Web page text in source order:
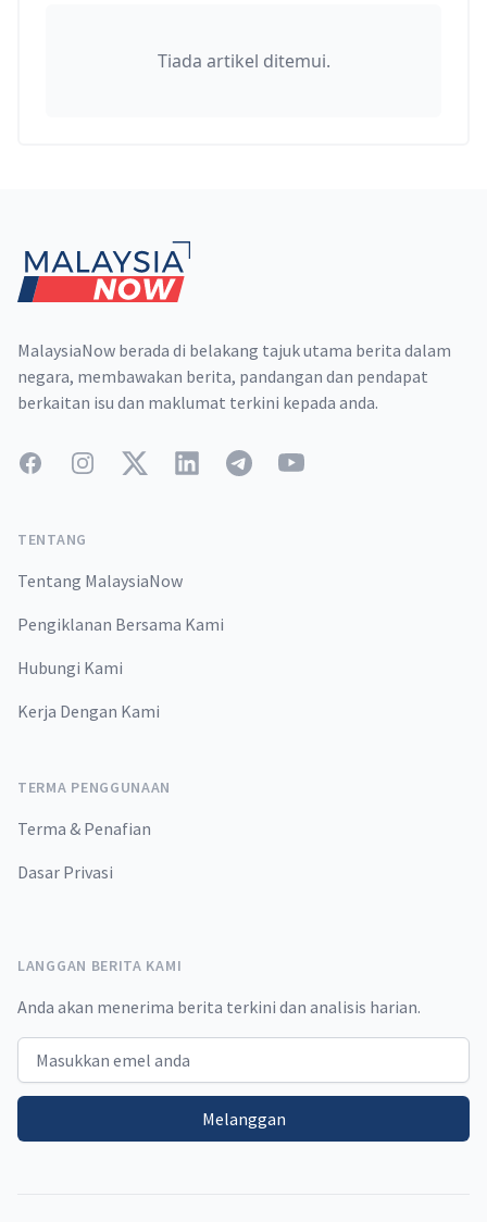
Tiada artikel ditemui.
MalaysiaNow berada di belakang tajuk utama berita dalam
negara, membawakan berita, pandangan dan pendapat
berkaitan isu dan maklumat terkini kepada anda.
FacebookInstagramTwitterLinkedInTelegramYouTube
TENTANG
Tentang MalaysiaNow
Pengiklanan Bersama Kami
Hubungi Kami
Kerja Dengan Kami
TERMA PENGGUNAAN
Terma & Penafian
Dasar Privasi
LANGGAN BERITA KAMI
Anda akan menerima berita terkini dan analisis harian.
Email address
Melanggan